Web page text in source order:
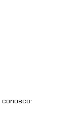
conosco: